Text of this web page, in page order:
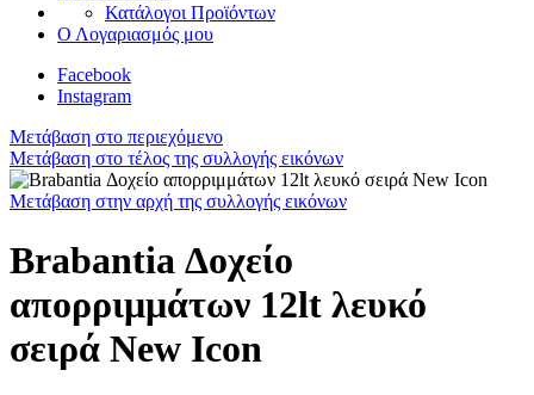
Κατάλογοι Προϊόντων
Ο Λογαριασμός μου
Facebook
Instagram
Μετάβαση στο περιεχόμενο
Μετάβαση στο τέλος της συλλογής εικόνων
Μετάβαση στην αρχή της συλλογής εικόνων
Brabantia Δοχείο
απορριμμάτων 12lt λευκό
σειρά New Icon